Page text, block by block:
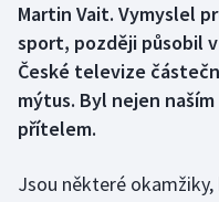
Curling
Dostihy
Florbal
Futsal
Martin Vait. Vymyslel
sport, později působil
České televize
mýtus. Byl nejen
přítelem.
Jsou některé